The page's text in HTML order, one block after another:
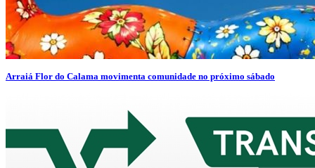
Arraiá Flor do Calama movimenta comunidade no próximo sábado